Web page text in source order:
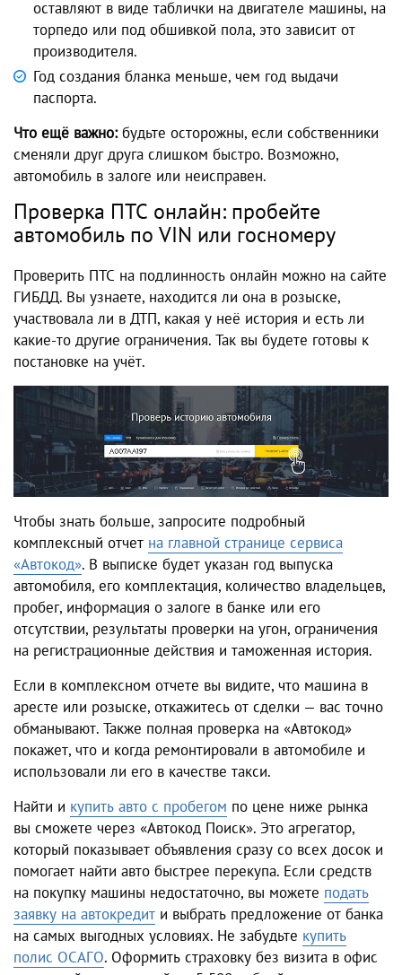
оставляют в виде таблички на двигателе машины, на
торпедо или под обшивкой пола, это зависит от
производителя.
Год создания бланка меньше, чем год выдачи
паспорта.
Что ещё важно:будьте осторожны, если собственники
сменяли друг друга слишком быстро. Возможно,
автомобиль в залоге или неисправен.
Проверка ПТС онлайн: пробейте
автомобиль по VIN или госномеру
Проверить ПТС на подлинность онлайн можно на сайте
ГИБДД. Вы узнаете, находится ли она в розыске,
участвовала ли в ДТП, какая у неё история и есть ли
какие-то другие ограничения. Так вы будете готовы к
постановке на учёт.
Чтобы знать больше, запросите подробный
комплексный отчет на главной странице сервиса
«Автокод». В выписке будет указан год выпуска
автомобиля, его комплектация, количество владельцев,
пробег, информация о залоге в банке или его
отсутствии, результаты проверки на угон, ограничения
на регистрационные действия и таможенная история.
Если в комплексном отчете вы видите, что машина в
аресте или розыске, откажитесь от сделки — вас точно
обманывают. Также полная проверка на «Автокод»
покажет, что и когда ремонтировали в автомобиле и
использовали ли его в качестве такси.
Найти и купить авто с пробегом по цене ниже рынка
вы сможете через «Автокод Поиск». Это агрегатор,
который показывает объявления сразу со всех досок и
помогает найти авто быстрее перекупа. Если средств
на покупку машины недостаточно, вы можете подать
заявку на автокредит и выбрать предложение от банка
на самых выгодных условиях. Не забудьте купить
полис ОСАГО. Оформить страховку без визита в офис